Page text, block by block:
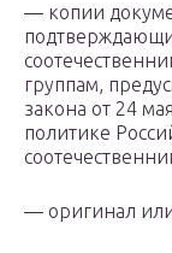
— копии
группам,
закона от 24
политике
— оригинал